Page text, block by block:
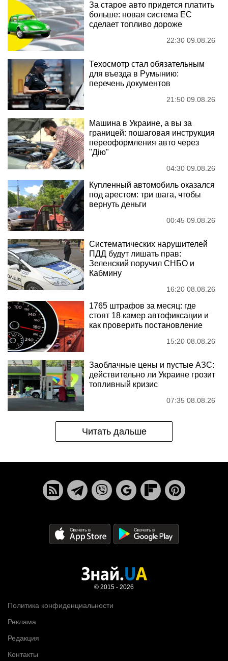
За старое авто придется платить
больше: новая система ЕС
сделает топливо дороже
22:30 09.08.26
Техосмотр стал обязательным
для въезда в Румынию:
перечень документов
21:50 09.08.26
Машина в Украине, а вы за
границей: пошаговая инструкция
переоформления авто через
"Дію"
04:30 09.08.26
Купленный автомобиль оказался
под арестом: три шага, чтобы
вернуть деньги
00:45 09.08.26
Систематических нарушителей
ПДД будут лишать прав:
Зеленский поручил СНБО и
Кабмину
16:20 08.08.26
1765 штрафов за месяц: где
стоят 18 камер автофиксации и
как проверить постановление
15:20 08.08.26
Заоблачные цены и пустые АЗС:
действительно ли Украине грозит
топливный кризис
07:35 08.08.26
Читать дальше
Политика конфиденциальности
Реклама
Редакция
Контакты
© 2015 - 2026